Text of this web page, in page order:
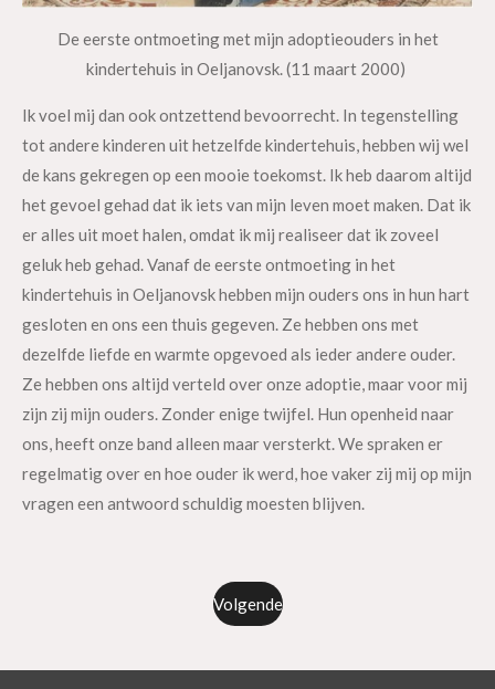
De eerste ontmoeting met mijn adoptieouders in het
kindertehuis in Oeljanovsk. (11 maart 2000)
Ik voel mij dan ook ontzettend bevoorrecht. In tegenstelling
tot andere kinderen uit hetzelfde kindertehuis, hebben wij wel
de kans gekregen op een mooie toekomst. Ik heb daarom altijd
het gevoel gehad dat ik iets van mijn leven moet maken. Dat ik
er alles uit moet halen, omdat ik mij realiseer dat ik zoveel
geluk heb gehad. Vanaf de eerste ontmoeting in het
kindertehuis in Oeljanovsk hebben mijn ouders ons in hun hart
gesloten en ons een thuis gegeven. Ze hebben ons met
dezelfde liefde en warmte opgevoed als ieder andere ouder.
Ze hebben ons altijd verteld over onze adoptie, maar voor mij
zijn zij mijn ouders. Zonder enige twijfel. Hun openheid naar
ons, heeft onze band alleen maar versterkt. We spraken er
regelmatig over en hoe ouder ik werd, hoe vaker zij mij op mijn
vragen een antwoord schuldig moesten blijven.
Volgende